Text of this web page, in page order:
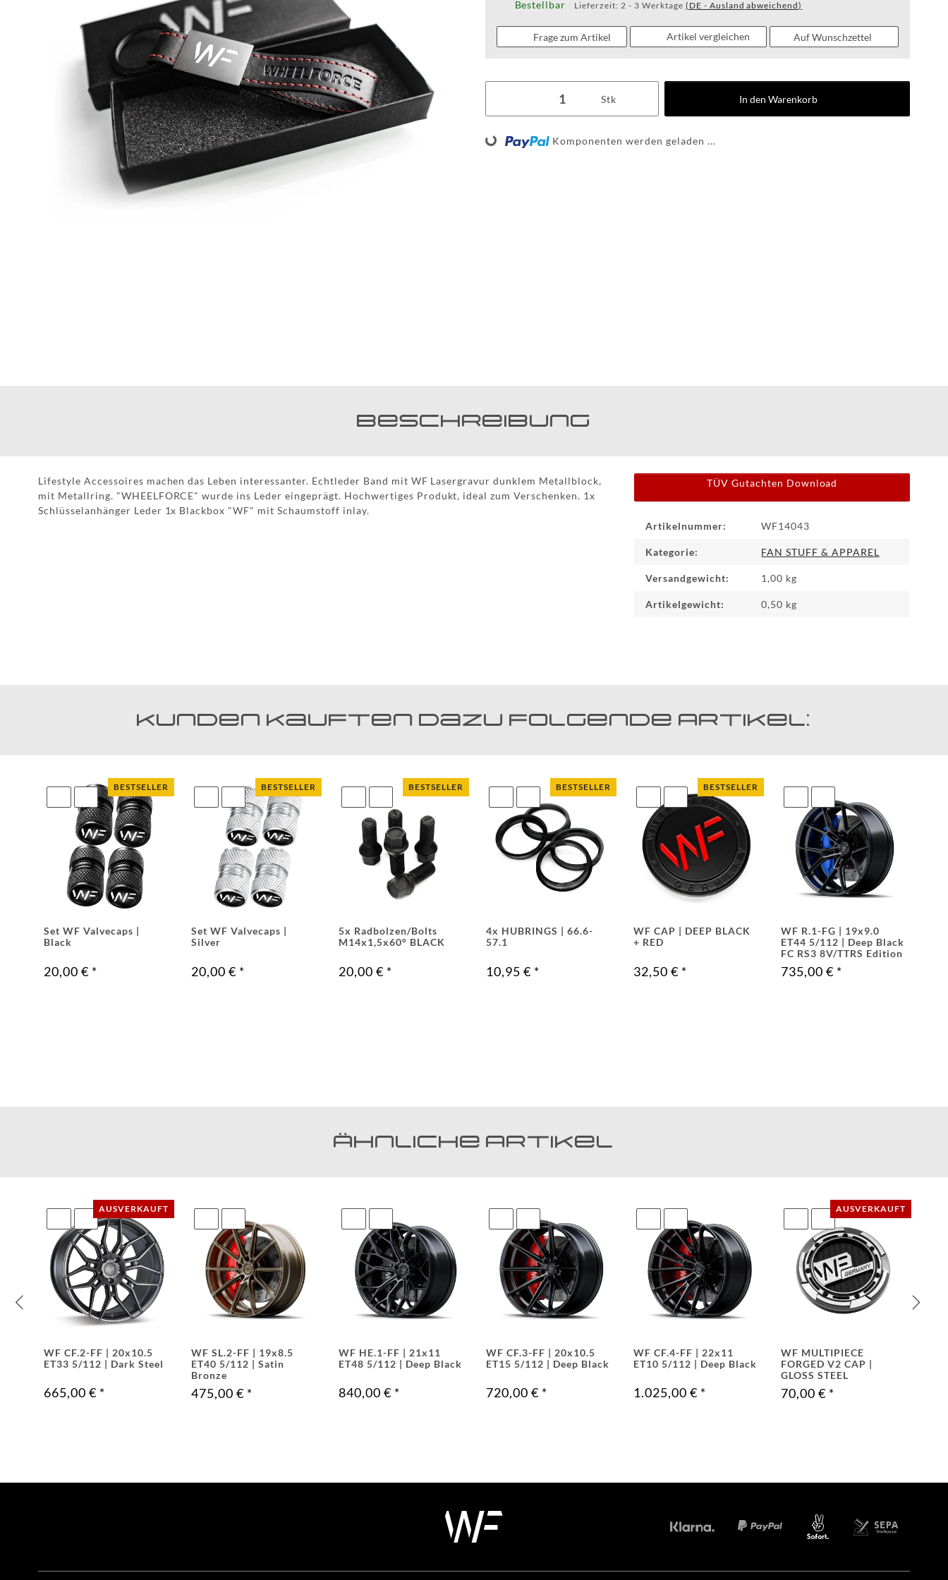
KULISSEN
MEILENSTEINE
PRODUKTION
UND
WF-
WF
TUNINGPOINT
NEWS
KONTAKT
+49
Bestellbar Lieferzeit:2 - 3 Werktage (DE - Ausland abweichend)
Frage zum Artikel Artikel vergleichen Auf Wunschzettel
Stk In den Warenkorb
Loading... Komponenten werden geladen ...
Beschreibung
Lifestyle Accessoires machen das Leben interessanter. Echtleder Band mit WF Lasergravur dunklem Metallblock,
mit Metallring. "WHEELFORCE" wurde ins Leder eingeprägt. Hochwertiges Produkt, ideal zum Verschenken. 1x
Schlüsselanhänger Leder 1x Blackbox "WF" mit Schaumstoff inlay.
TÜV Gutachten Download
Produkteigenschaft
Wert
Artikelnummer: WF14043
Kategorie: FAN STUFF & APPAREL
Versandgewicht: 1,00 kg
Artikelgewicht: 0,50 kg
Kunden kauften dazu folgende Artikel:
BESTSELLER
Set WF Valvecaps |
Black
20,00 € *
BESTSELLER
Set WF Valvecaps |
Silver
20,00 € *
BESTSELLER
5x Radbolzen/Bolts
M14x1,5x60° BLACK
20,00 € *
BESTSELLER
4x HUBRINGS | 66.6-
57.1
10,95 € *
BESTSELLER
WF CAP | DEEP BLACK
+ RED
32,50 € *
WF R.1-FG | 19x9.0
ET44 5/112 | Deep Black
FC RS3 8V/TTRS Edition
735,00 € *
Ähnliche Artikel
AUSVERKAUFT
WF CF.2-FF | 20x10.5
ET33 5/112 | Dark Steel
665,00 € *
WF SL.2-FF | 19x8.5
ET40 5/112 | Satin
Bronze
475,00 € *
WF HE.1-FF | 21x11
ET48 5/112 | Deep Black
840,00 € *
WF CF.3-FF | 20x10.5
ET15 5/112 | Deep Black
720,00 € *
WF CF.4-FF | 22x11
ET10 5/112 | Deep Black
1.025,00 € *
AUSVERKAUFT
WF MULTIPIECE
FORGED V2 CAP |
GLOSS STEEL
70,00 € *